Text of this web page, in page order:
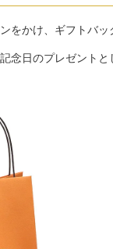
をかけ、ギフトバッ
念日のプレゼント